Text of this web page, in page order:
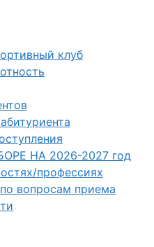
клуб
НА 2026-2027 год
профессиях
вопросам приема